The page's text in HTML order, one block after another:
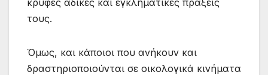
τους.
Όμως, και κάποιοι που ανήκουν και
δραστηριοποιούνται σε οικολογικά κινήματα